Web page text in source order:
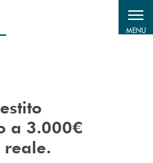
MENU
a 3.000€
reale.